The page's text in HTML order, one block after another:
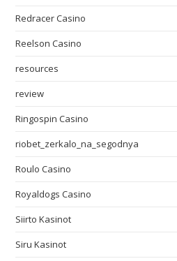
Redracer Casino
Reelson Casino
resources
review
Ringospin Casino
riobet_zerkalo_na_segodnya
Roulo Casino
Royaldogs Casino
Siirto Kasinot
Siru Kasinot